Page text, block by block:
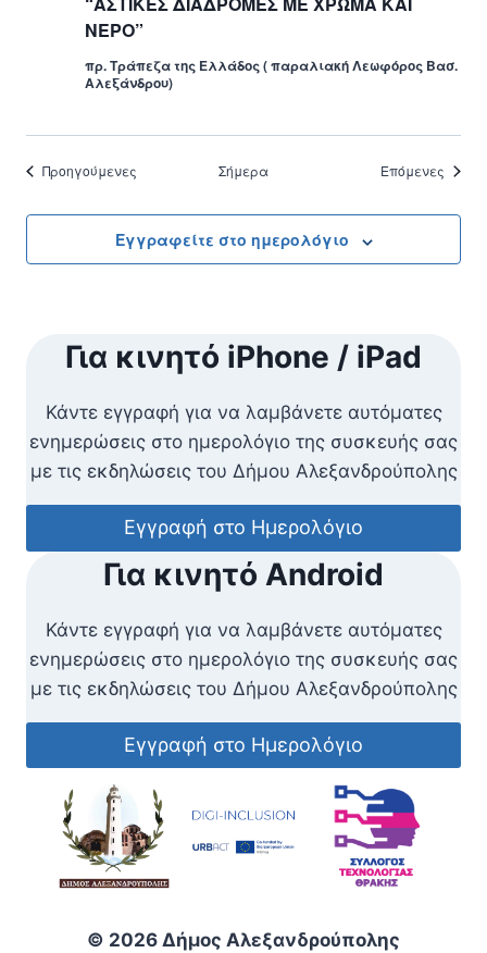
ΝΕΡΟ”
πρ. Τράπεζα της Ελλάδος ( παραλιακή Λεωφόρος Βασ.
Αλεξάνδρου)
Προηγούμενες Σήμερα Επόμενες
Εγγραφείτε στο ημερολόγιο
Για κινητό iPhone / iPad
Κάντε εγγραφή για να λαμβάνετε αυτόματες
ενημερώσεις στο ημερολόγιο της συσκευής σας
με τις εκδηλώσεις του Δήμου Αλεξανδρούπολης
Εγγραφή στο Ημερολόγιο
Για κινητό Android
Κάντε εγγραφή για να λαμβάνετε αυτόματες
ενημερώσεις στο ημερολόγιο της συσκευής σας
με τις εκδηλώσεις του Δήμου Αλεξανδρούπολης
Εγγραφή στο Ημερολόγιο
© 2026 Δήμος Αλεξανδρούπολης